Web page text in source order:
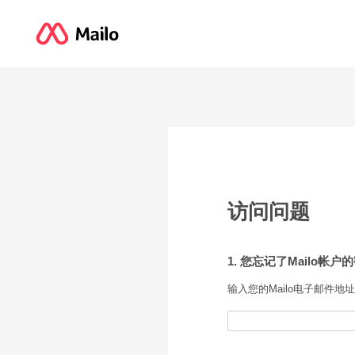
访问问题
1. 您忘记了Mailo帐户
输入您的Mailo电子邮件地